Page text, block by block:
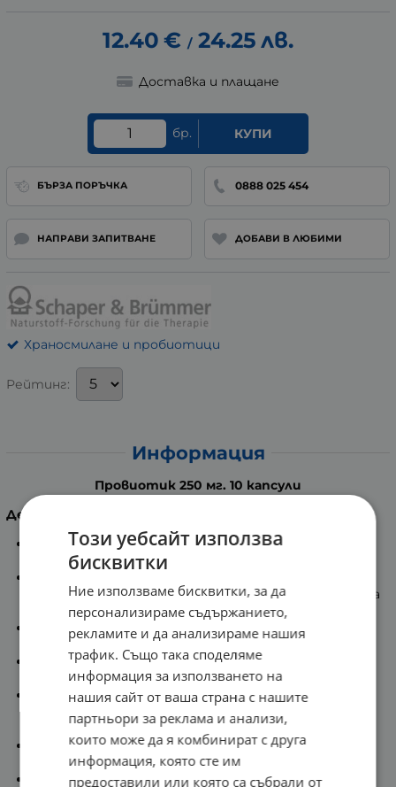
12.40 € / 24.25 лв.
Доставка и плащане
бр. КУПИ
БЪРЗА ПОРЪЧКА 0888 025 454
НАПРАВИ ЗАПИТВАНЕ ДОБАВИ В ЛЮБИМИ
Храносмилане и пробиотици
Рейтинг:
Информация
Провиотик 250 мг. 10 капсули
Действие
Иновативен пробиотик, извлечен от цвят на
кокиче.
Лактобацилус булгарикус - българска млечнокисела
бактерия.
100% растителен, отгледан в сок от био
зеленчуци.
Без консерванти, соя, алергени, ГМО, лактоза,
глутен, ядки.
Може да се приема от бъдещи майки, деца над 1
вегетарианци.
Подсилва имунитета и е подходящ за хора с
алергии.
Подкрепя чревното здраве и не предизвиква
Този уебсайт използва
бисквитки
Ние използваме бисквитки, за да
персонализираме съдържанието,
рекламите и да анализираме нашия
трафик. Също така споделяме
информация за използването на
нашия сайт от ваша страна с нашите
партньори за реклама и анализи,
които може да я комбинират с друга
информация, която сте им
предоставили или която са събрали от